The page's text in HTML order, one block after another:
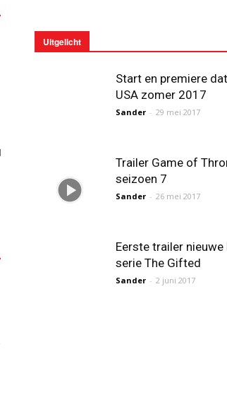
Uitgelicht
Start en premiere
USA zomer 2017
Sander - 29 mei 2017
Trailer Game of
seizoen 7
Sander - 26 mei 2017
Eerste trailer nieuwe
serie The Gifted
Sander - 2 juni 2017